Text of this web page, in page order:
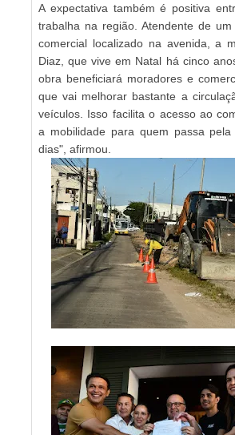
A expectativa também é positiva
trabalha na região. Atendente de um
comercial localizado na avenida, a
Diaz, que vive em Natal há cinco
obra beneficiará moradores e
que vai melhorar bastante a
veículos. Isso facilita o acesso ao
a mobilidade para quem passa
dias", afirmou.